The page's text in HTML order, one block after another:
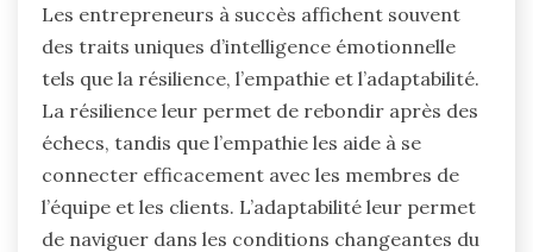
Les entrepreneurs à succès affichent souvent
des traits uniques d’intelligence émotionnelle
tels que la résilience, l’empathie et l’adaptabilité.
La résilience leur permet de rebondir après des
échecs, tandis que l’empathie les aide à se
connecter efficacement avec les membres de
l’équipe et les clients. L’adaptabilité leur permet
de naviguer dans les conditions changeantes du